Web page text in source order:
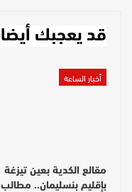
قد يعجبك أيضا
أخبار الساعة
مقالع الكدية بعين تيزغة
بإقليم بنسليمان.. مطالب